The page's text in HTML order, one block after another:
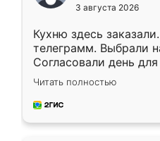
3 августа 2026
Кухню здесь
телеграмм. Выбрали
Согласовали день
недели кухня была
довольны работой.
мебель за
Читать полностью